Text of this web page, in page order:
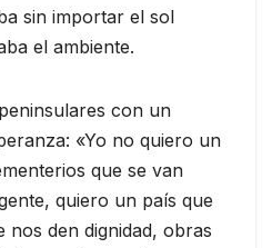
sin importar el sol
el ambiente.
con un
«Yo no quiero un
que se van
quiero un país que
nos den dignidad, obras